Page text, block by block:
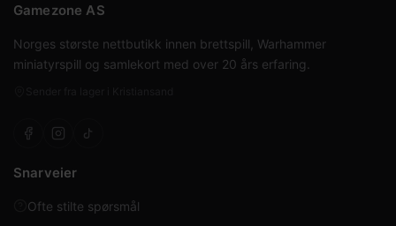
Gamezone AS
Norges største nettbutikk innen brettspill, Warhammer
miniatyrspill og samlekort med over 20 års erfaring.
Snarveier
Ofte stilte spørsmål